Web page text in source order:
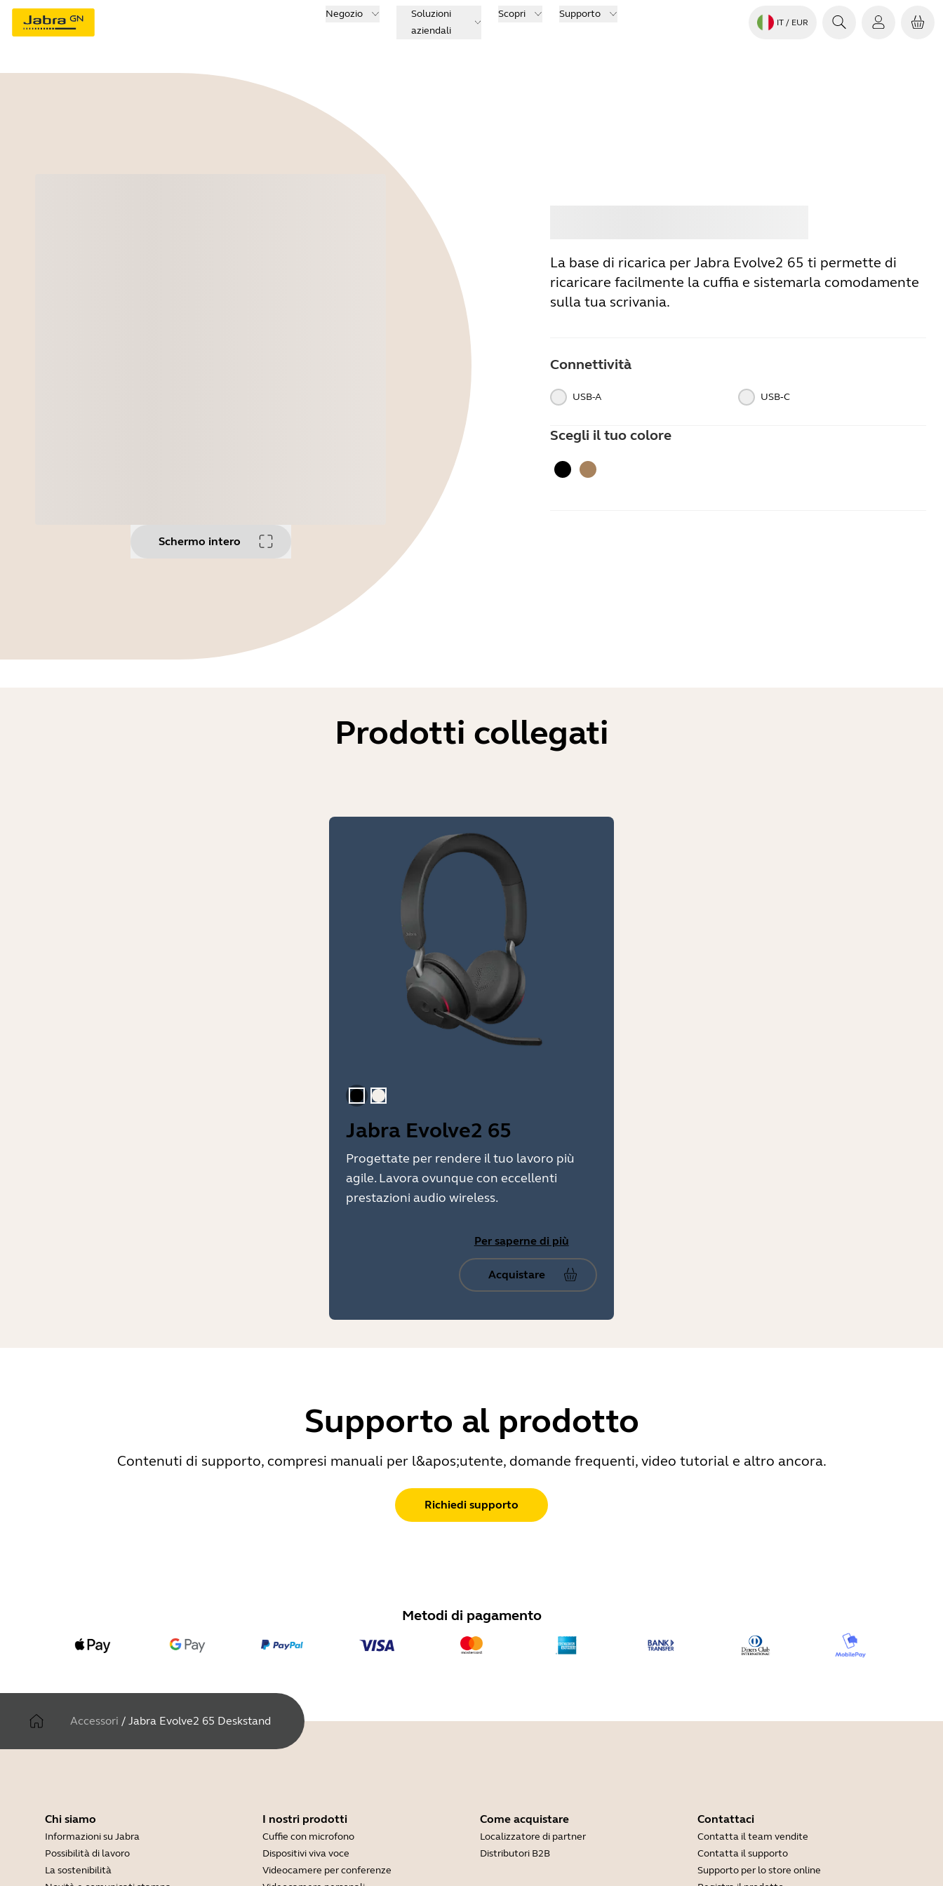
Negozio
Soluzioni
aziendali
Scopri Supporto
IT / EUR
Schermo intero
La base di ricarica per Jabra Evolve2 65 ti permette di
ricaricare facilmente la cuffia e sistemarla comodamente
sulla tua scrivania.
Connettività
USB-A USB‑C
Scegli il tuo colore
NeroBeige oro
Prodotti collegati
NeroBeige oro
Jabra Evolve2 65
Progettate per rendere il tuo lavoro più
agile. Lavora ovunque con eccellenti
prestazioni audio wireless.
Per saperne di più
Acquistare
Supporto al prodotto
Contenuti di supporto, compresi manuali per l&apos;utente, domande frequenti, video tutorial e altro ancora.
Richiedi supporto
Metodi di pagamento
Accessori / Jabra Evolve2 65 Deskstand
Chi siamo
Informazioni su Jabra
Possibilità di lavoro
La sostenibilità
I nostri prodotti
Cuffie con microfono
Dispositivi viva voce
Videocamere per conferenze
Come acquistare
Localizzatore di partner
Distributori B2B
Contattaci
Contatta il team vendite
Contatta il supporto
Supporto per lo store online